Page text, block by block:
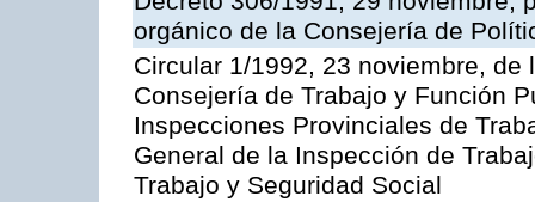
orgánico de la Consejería de
Circular 1/1992, 23 noviembre,
Consejería de Trabajo y Función
Inspecciones Provinciales de
General de la Inspección de
Trabajo y Seguridad Social